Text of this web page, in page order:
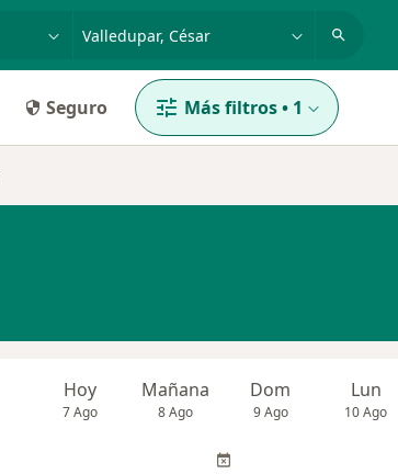
Seguro Más filtros• 1
Hoy
7 Ago
Mañana
8 Ago
Dom
9 Ago
Lun
10 Ago